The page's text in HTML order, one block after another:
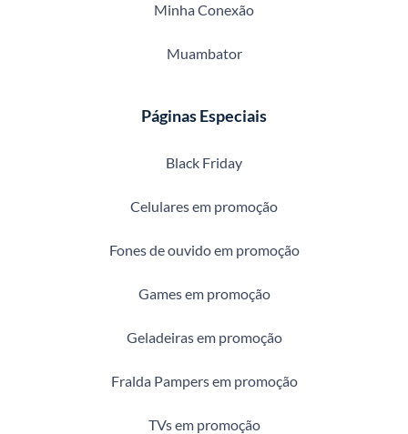
Minha Conexão
Muambator
Páginas Especiais
Black Friday
Celulares em promoção
Fones de ouvido em promoção
Games em promoção
Geladeiras em promoção
Fralda Pampers em promoção
TVs em promoção